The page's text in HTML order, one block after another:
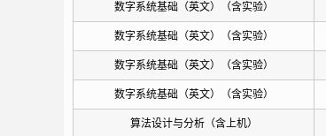
数字系统基础（英文）（含实验）
数字系统基础（英文）（含实验）
数字系统基础（英文）（含实验）
数字系统基础（英文）（含实验）
算法设计与分析（含上机）